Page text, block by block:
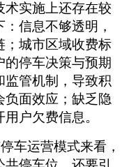
术实施上还存在较
信息不够透明，
；城市区域收费标
的停车决策与预期
监管机制，导致积
负面效应；缺乏隐
户欠费信息。
车运营模式来看，